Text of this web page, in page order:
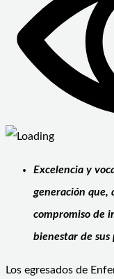
Excelencia y
generación que,
compromiso de
bienestar de sus
Los egresados de